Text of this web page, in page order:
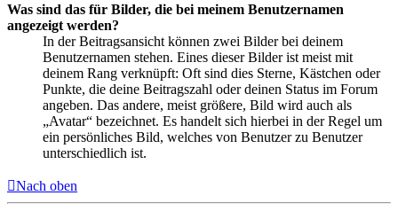
Was sind das für Bilder, die bei meinem Benutzernamen
angezeigt werden?
In der Beitragsansicht können zwei Bilder bei deinem
Benutzernamen stehen. Eines dieser Bilder ist meist mit
deinem Rang verknüpft: Oft sind dies Sterne, Kästchen oder
Punkte, die deine Beitragszahl oder deinen Status im Forum
angeben. Das andere, meist größere, Bild wird auch als
„Avatar“ bezeichnet. Es handelt sich hierbei in der Regel um
ein persönliches Bild, welches von Benutzer zu Benutzer
unterschiedlich ist.
Nach oben